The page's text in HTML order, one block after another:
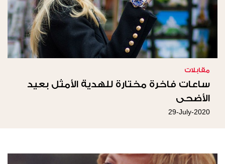
مقابلات
ساعات فاخرة مختارة للهدية الأمثل بعيد
الأضحى
29-July-2020